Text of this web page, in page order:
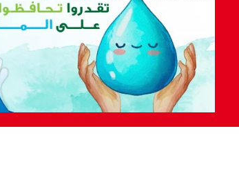
خارج الحدود فسحة الصيف